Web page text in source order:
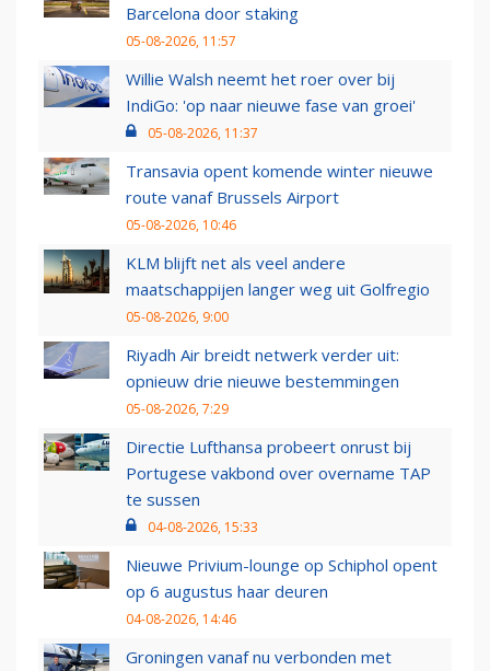
Barcelona door staking
05-08-2026, 11:57
Willie Walsh neemt het roer over bij
IndiGo: 'op naar nieuwe fase van groei'
05-08-2026, 11:37
Transavia opent komende winter nieuwe
route vanaf Brussels Airport
05-08-2026, 10:46
KLM blijft net als veel andere
maatschappijen langer weg uit Golfregio
05-08-2026, 9:00
Riyadh Air breidt netwerk verder uit:
opnieuw drie nieuwe bestemmingen
05-08-2026, 7:29
Directie Lufthansa probeert onrust bij
Portugese vakbond over overname TAP
te sussen
04-08-2026, 15:33
Nieuwe Privium-lounge op Schiphol opent
op 6 augustus haar deuren
04-08-2026, 14:46
Groningen vanaf nu verbonden met